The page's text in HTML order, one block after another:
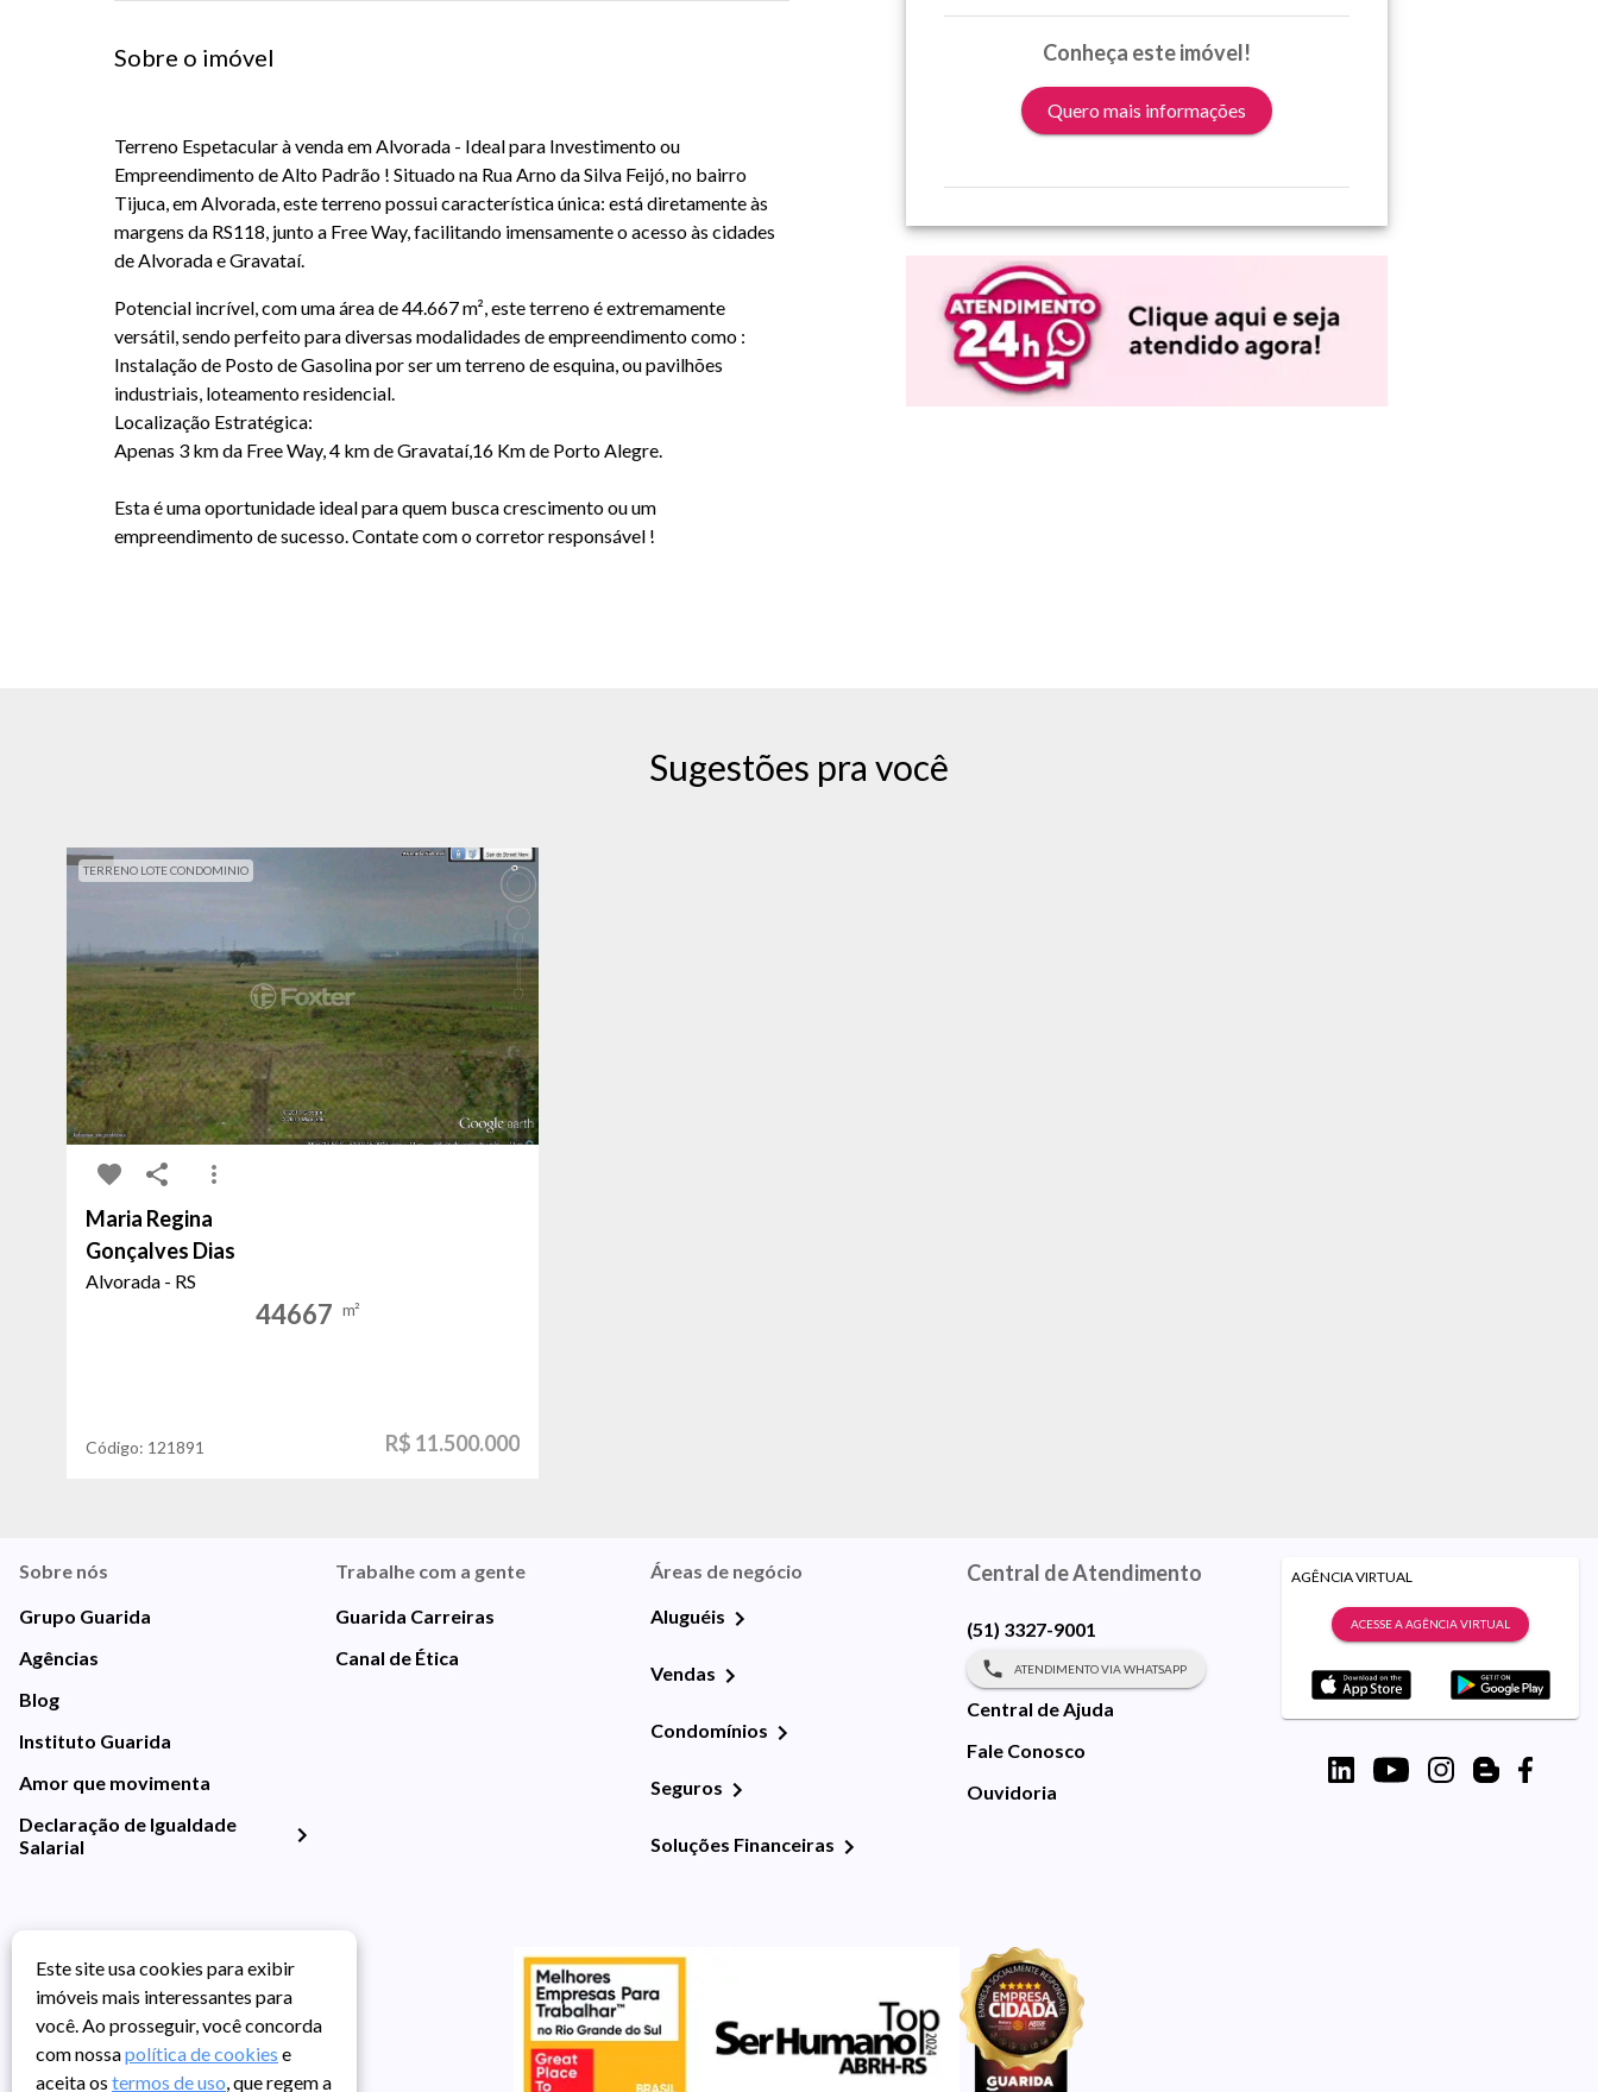
Sobre o imóvel
Terreno Espetacular à venda em Alvorada - Ideal para Investimento ou
Empreendimento de Alto Padrão ! Situado na Rua Arno da Silva Feijó, no bairro
Tijuca, em Alvorada, este terreno possui característica única: está diretamente às
margens da RS118, junto a Free Way, facilitando imensamente o acesso às cidades
de Alvorada e Gravataí.
Potencial incrível, com uma área de 44.667 m², este terreno é extremamente
versátil, sendo perfeito para diversas modalidades de empreendimento como :
Instalação de Posto de Gasolina por ser um terreno de esquina, ou pavilhões
industriais, loteamento residencial.
Localização Estratégica:
Apenas 3 km da Free Way, 4 km de Gravataí,16 Km de Porto Alegre.
Esta é uma oportunidade ideal para quem busca crescimento ou um
empreendimento de sucesso. Contate com o corretor responsável !
Conheça este imóvel!
Quero mais informações
Sugestões pra você
TERRENO LOTE CONDOMINIO
Maria Regina
Gonçalves Dias
Alvorada - RS
44667 m²
Código: 121891 R$ 11.500.000
Sobre nós
Grupo Guarida
Agências
Blog
Instituto Guarida
Amor que movimenta
Declaração de Igualdade
Salarial
Trabalhe com a gente
Guarida Carreiras
Canal de Ética
Áreas de negócio
Aluguéis
Vendas
Condomínios
Seguros
Soluções Financeiras
Central de Atendimento
(51) 3327-9001
ATENDIMENTO VIA WHATSAPP
Central de Ajuda
Fale Conosco
Ouvidoria
AGÊNCIA VIRTUAL
ACESSE A AGÊNCIA VIRTUAL
Este site usa cookies para exibir
imóveis mais interessantes para
você. Ao prosseguir, você concorda
com nossapolítica de cookies e
aceita os termos de uso, que regem a